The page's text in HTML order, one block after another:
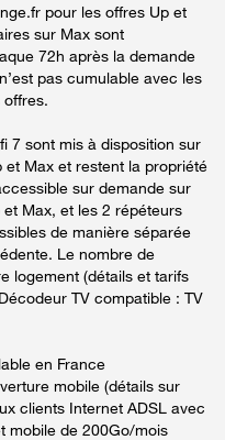
pour les offres Up et
sur Max sont
72h après la demande
pas cumulable avec les
7 sont mis à disposition sur
Max et restent la propriété
sur demande sur
Max, et les 2 répéteurs
de manière séparée
Le nombre de
logement (détails et tarifs
TV compatible : TV
en France
mobile (détails sur
clients Internet ADSL avec
mobile de 200Go/mois